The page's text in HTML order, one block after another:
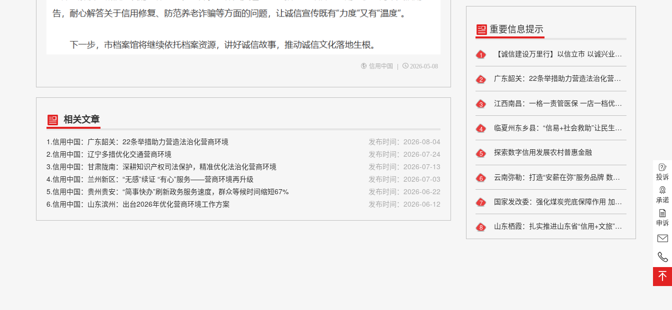
信用中国 | 2026-05-08
相关文章
1.信用中国：广东韶关：22条举措助力营造法治化营商环境
发布时间：2026-08-04
2.信用中国：辽宁多措优化交通营商环境
发布时间：2026-07-24
3.信用中国：甘肃陇南：深耕知识产权司法保护，精准优化法治化营商环境
发布时间：2026-07-13
4.信用中国：兰州新区：“无感”续证 “有心”服务——营商环境再升级
发布时间：2026-07-03
5.信用中国：贵州贵安：“简事快办”刷新政务服务速度，群众等候时间缩短67%
发布时间：2026-06-22
6.信用中国：山东滨州：出台2026年优化营商环境工作方案
发布时间：2026-06-12
重要信息提示
【诚信建设万里行】以信立市 以诚兴业——方山县烟草专卖局诚信宣传
1
广东韶关：22条举措助力营造法治化营商环境
2
江西南昌：一格一责管医保 一店一档优服务
3
临夏州东乡县：“信易+社会救助”让民生兜底更精准更公平
4
探索数字信用发展农村普惠金融
5
云南弥勒：打造“安薪在弥”服务品牌 数字化监管夯实诚信用工根基
6
国家发改委：强化煤炭兜底保障作用 加大油气增储上产力度
7
山东栖霞：扎实推进山东省“信用+文旅”场景应用落地
8
投诉
承诺
申诉